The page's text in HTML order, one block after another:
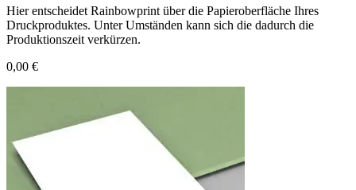
Hier entscheidet Rainbowprint über die Papieroberfläche Ihres
Druckproduktes. Unter Umständen kann sich die dadurch die
Produktionszeit verkürzen.
0,00 €